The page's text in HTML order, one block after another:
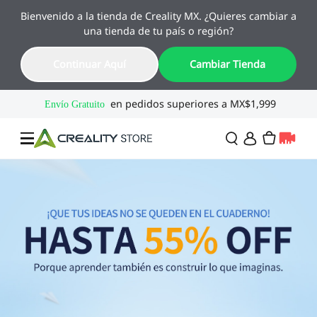
🔥 Ofertas de Regreso a Clases
Hasta 55% OFF · Del 1 al 25 de agosto
15 18
Hora
37
Min
25
Impresoras 3D
SPARKX🏆
Combo
Bienvenido a la tienda de Creality MX. ¿Quieres cambiar a
una tienda de tu país o región?
Cambiar Tienda